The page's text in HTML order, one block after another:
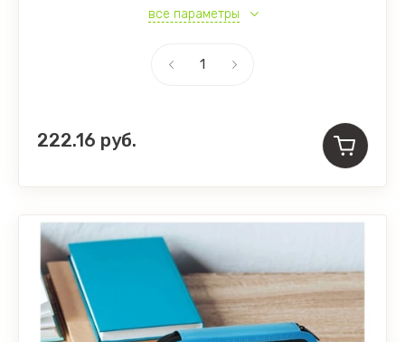
все параметры
222.16 руб.